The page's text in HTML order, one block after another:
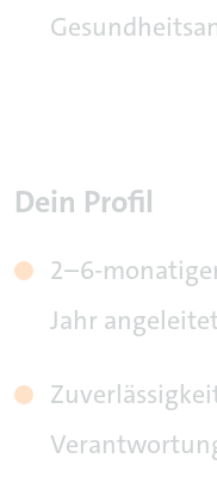
Dein Profil
2–6-
Jahr